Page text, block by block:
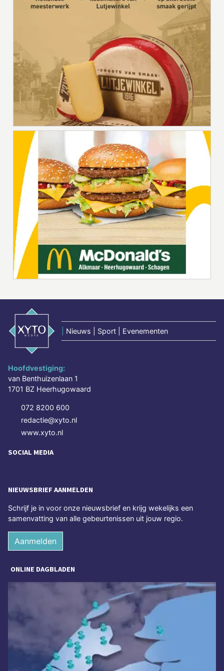
Nieuws | Sport | Evenementen
Hoofdvestiging:
van Benthuizenlaan 1
1701 BZ Heerhugowaard
072 8200 600
redactie@xyto.nl
www.xyto.nl
SOCIAL MEDIA
NIEUWSBRIEF AANMELDEN
Schrijf je in voor onze nieuwsbrief en krijg wekelijks een
samenvatting van alle gebeurtenissen uit jouw regio.
Aanmelden
ONLINE DAGBLADEN